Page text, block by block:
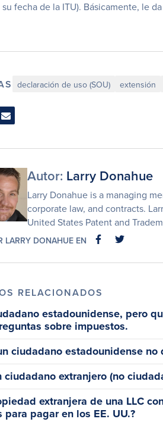
fecha de la ITU). Básicamente, le
declaración de uso (SOU) extensión
Compartir
correo
Autor: Larry Donahue
Larry Donahue is a managing
corporate law, and contracts.
United States Patent and
LARRY DONAHUE EN FACEBOOKFACEBOOK
RELACIONADOS
estadounidense, pero
sobre impuestos.
ciudadano estadounidense
ciudadano extranjero (no
extranjera de una LLC
para pagar en los EE. UU.?